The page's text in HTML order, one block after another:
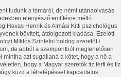
tudunk a témáról, de némi utánaolvasás
elenyésző említésre méltó
Havas Henrik és Almási Kitti pszichológus
bővített, átdolgozott kiadása. Ezelőtt
Miklós Színlelni boldog szeretőt /
de abból a szempontból meglehetősen
mintha azt sugallaná a kötet, hogy a nő a
hogy a Magyar szeretők tíz férfi és tíz
küzd a félrelépéssel kapcsolatos